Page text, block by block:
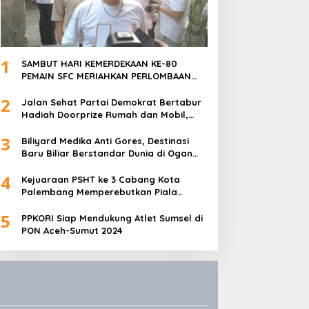
1
SAMBUT HARI KEMERDEKAAN KE-80
PEMAIN SFC MERIAHKAN PERLOMBAAN
2
Jalan Sehat Partai Demokrat Bertabur
Hadiah Doorprize Rumah dan Mobil,
3
Biliyard Medika Anti Gores, Destinasi
Baru Biliar Berstandar Dunia di Ogan
4
Kejuaraan PSHT ke 3 Cabang Kota
Palembang Memperebutkan Piala
5
PPKORI Siap Mendukung Atlet Sumsel di
PON Aceh-Sumut 2024